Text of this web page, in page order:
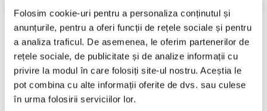
Folosim cookie-uri pentru a personaliza conținutul și
anunțurile, pentru a oferi funcții de rețele sociale și pentru
a analiza traficul. De asemenea, le oferim partenerilor de
rețele sociale, de publicitate și de analize informații cu
privire la modul în care folosiți site-ul nostru. Aceștia le
pot combina cu alte informații oferite de dvs. sau culese
în urma folosirii serviciilor lor.
Review-uri (0)
PRODUSE ALTERNATIVE
Various – Sukar Dilea Vol. 2 ,